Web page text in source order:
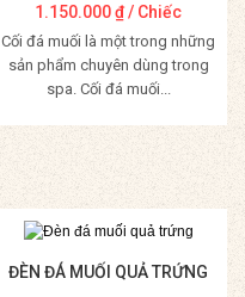
1.150.000₫/ Chiếc
Cối đá muối là một trong những
sản phẩm chuyên dùng trong
spa. Cối đá muối...
Mua Hàng
ĐÈN ĐÁ MUỐI QUẢ TRỨNG